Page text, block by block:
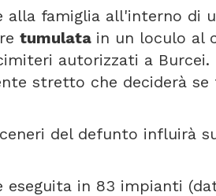
alla famiglia all'interno di
tumulata in un loculo al
autorizzati a
stretto che deciderà
del defunto influirà
eseguita in 83 impianti